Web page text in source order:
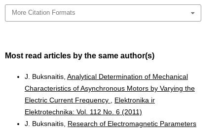
More Citation Formats
Most read articles by the same author(s)
J. Buksnaitis, Analytical Determination of Mechanical
Characteristics of Asynchronous Motors by Varying the
Electric Current Frequency
Elektronika ir
Elektrotechnika: Vol. 112 No. 6 (2011)
J. Buksnaitis, Research of Electromagnetic Parameters